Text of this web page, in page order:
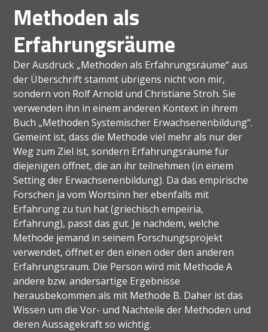
Methoden als
Erfahrungsräume
Der Ausdruck „Methoden als Erfahrungsräume“ aus
der Überschrift stammt übrigens nicht von mir,
sondern von Rolf Arnold und Christiane Stroh. Sie
verwenden ihn in einem anderen Kontext in ihrem
Buch „Methoden Systemischer Erwachsenenbildung“.
Gemeint ist, dass die Methode viel mehr als nur der
Weg zum Ziel ist, sondern Erfahrungsräume für
diejenigen öffnet, die an ihr teilnehmen (in einem
Setting der Erwachsenenbildung). Da das empirische
Forschen ja vom Wortsinn her ebenfalls mit
Erfahrung zu tun hat (griechisch empeiria,
Erfahrung), passt das gut. Je nachdem, welche
Methode jemand in seinem Forschungsprojekt
verwendet, öffnet er den einen oder den anderen
Erfahrungsraum. Die Person wird mit Methode A
andere bzw. andersartige Ergebnisse
herausbekommen als mit Methode B. Daher ist das
Wissen um die Vor- und Nachteile der Methoden und
deren Aussagekraft so wichtig.